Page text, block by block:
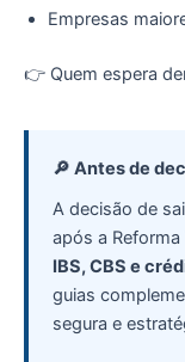
Empresas
👉 Quem espera
🔎 Antes de
A decisão de
após a
IBS, CBS e
guias
segura e